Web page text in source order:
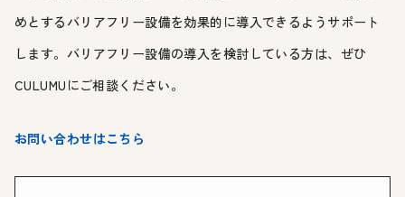
めとするバリアフリー設備を効果的に導入できるようサポート
します。バリアフリー設備の導入を検討している方は、ぜひ
CULUMUにご相談ください。
お問い合わせはこちら